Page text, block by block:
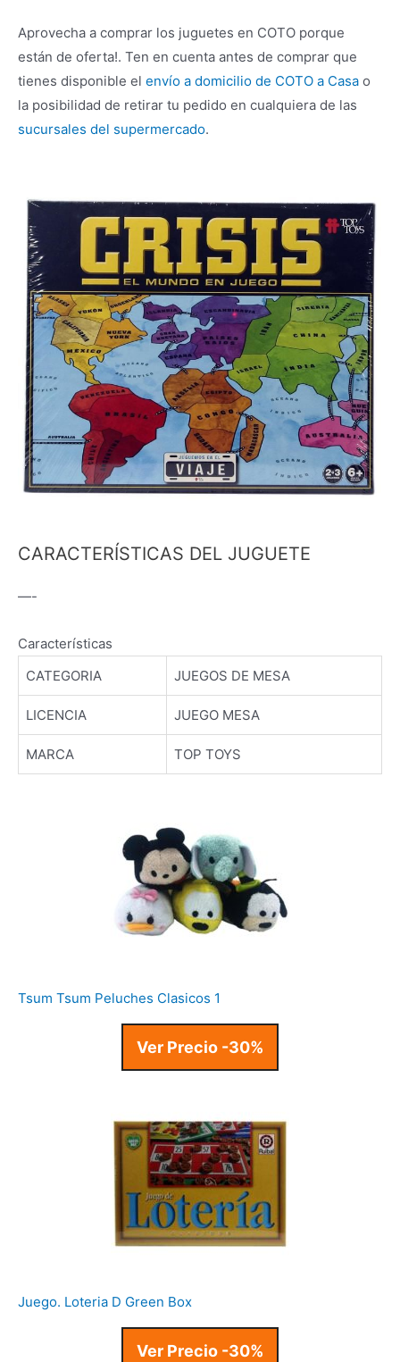
Aprovecha a comprar los juguetes en COTO porque
están de oferta!. Ten en cuenta antes de comprar que
tienes disponible el envío a domicilio de COTO a Casa o
la posibilidad de retirar tu pedido en cualquiera de las
sucursales del supermercado.
CARACTERÍSTICAS DEL JUGUETE
—-
Características
CATEGORIA
JUEGOS DE MESA
LICENCIA JUEGO MESA
MARCA TOP TOYS
Tsum Tsum Peluches Clasicos 1
Ver Precio -30%
Juego. Loteria D Green Box
Ver Precio -30%